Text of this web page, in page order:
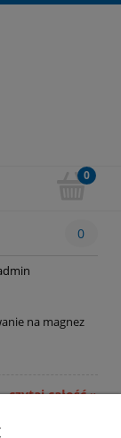
0
na magnez
czytaj całość »